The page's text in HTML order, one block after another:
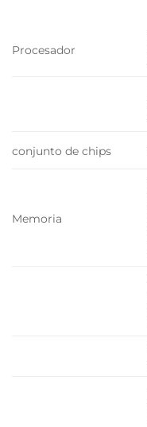
Procesador
conjunto de chips
Memoria